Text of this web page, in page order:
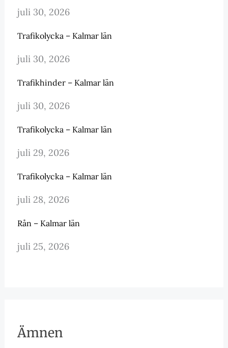
juli 30, 2026
Trafikolycka – Kalmar län
juli 30, 2026
Trafikhinder – Kalmar län
juli 30, 2026
Trafikolycka – Kalmar län
juli 29, 2026
Trafikolycka – Kalmar län
juli 28, 2026
Rån – Kalmar län
juli 25, 2026
Ämnen